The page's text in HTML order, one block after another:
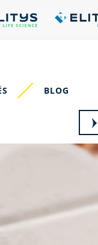
BLOG